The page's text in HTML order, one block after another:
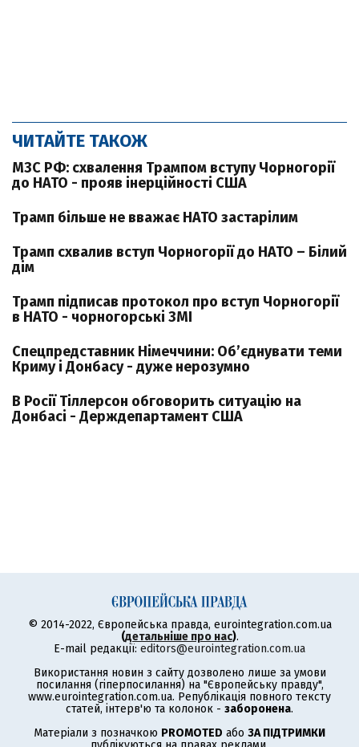
ЧИТАЙТЕ ТАКОЖ
МЗС РФ: схвалення Трампом вступу Чорногорії
до НАТО - прояв інерційності США
Трамп більше не вважає НАТО застарілим
Трамп схвалив вступ Чорногорії до НАТО – Білий
дім
Трамп підписав протокол про вступ Чорногорії
в НАТО - чорногорські ЗМІ
Спецпредставник Німеччини: Об’єднувати теми
Криму і Донбасу - дуже нерозумно
В Росії Тіллерсон обговорить ситуацію на
Донбасі - Держдепартамент США
© 2014-2022, Європейська правда, eurointegration.com.ua
(детальніше про нас).
E-mail редакції: editors@eurointegration.com.ua
Використання новин з сайту дозволено лише за умови
посилання (гіперпосилання) на "Європейську правду",
www.eurointegration.com.ua. Републікація повного тексту
статей, інтерв'ю та колонок - заборонена.
Матеріали з позначкою PROMOTED або ЗА ПІДТРИМКИ